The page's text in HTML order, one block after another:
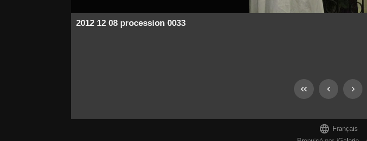
2012 12 08 procession 0033
 Français